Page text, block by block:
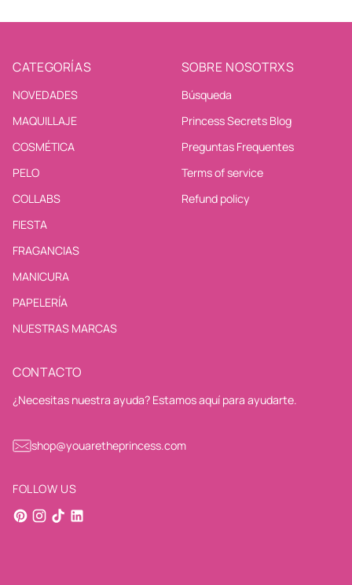
CATEGORÍAS
NOVEDADES
MAQUILLAJE
COSMÉTICA
PELO
COLLABS
FIESTA
FRAGANCIAS
MANICURA
PAPELERÍA
NUESTRAS MARCAS
SOBRE NOSOTRXS
Búsqueda
Princess Secrets Blog
Preguntas Frequentes
Terms of service
Refund policy
CONTACTO
¿Necesitas nuestra ayuda? Estamos aquí para ayudarte.
shop@youaretheprincess.com
FOLLOW US